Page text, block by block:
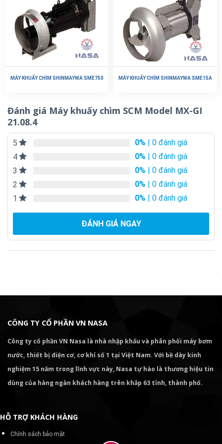
MÁY KHUẤY CHÌM SHINMAYWA SME750 MÁY KHUẤY CHÌM SHINMAYWA SME15A
Đánh giá Máy khuấy chìm SCM Model MX-GI
21.08.4
5 0% | 0 đánh giá
4
0% | 0 đánh giá
3
0% | 0 đánh giá
2
0% | 0 đánh giá
1
0% | 0 đánh giá
ĐÁNH GIÁ NGAY
CÔNG TY CỔ PHẦN VN NASA
Công ty cổ phần VN Nasa là nhà nhập khẩu và phân phối máy bơm
nước, thiết bị điện cơ, cơ khí số 1 tại Việt Nam. Với bề dày kinh
nghiệm 15 năm trong lĩnh vực này, Nasa tự hào là thương hiệu tin
dùng của hàng ngàn khách hàng trên khắp 63 tỉnh, thành phố.
HỖ TRỢ KHÁCH HÀNG
Chính sách bảo mật